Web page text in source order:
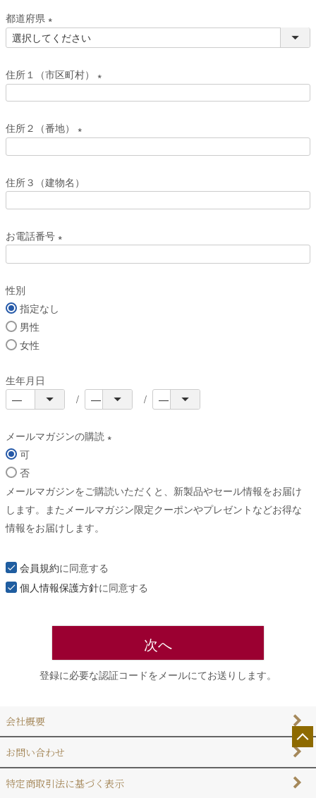
須
)
都道府県
(
須
)
住所１（市区町村）
(
須
)
住所２（番地）
(
須
)
住所３（建物名）
お電話番号
(
性別
指定なし
男性
女性
生年月日
メールマガジンの購読
須
)
可
否
メールマガジンをご購読いただくと、新製品やセール情報をお届け
します。またメールマガジン限定クーポンやプレゼントなどお得な
情報をお届けします。
会員規約に同意する
個人情報保護方針に同意する
次へ
登録に必要な認証コードをメールにてお送りします。
会社概要
お問い合わせ
特定商取引法に基づく表示